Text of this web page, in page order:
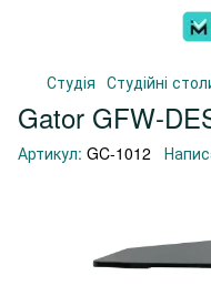
Студія Студійні
Gator GFW-
Артикул: GC-1012